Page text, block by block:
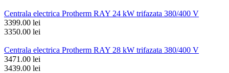
Centrala electrica Protherm RAY 24 kW trifazata 380/400 V
3399.00 lei
3350.00 lei
Centrala electrica Protherm RAY 28 kW trifazata 380/400 V
3471.00 lei
3439.00 lei